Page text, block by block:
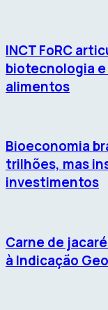
INCT FoRC
biotecnologia
alimentos
Bioeconomia
trilhões, mas
investimentos
Carne de
à Indicação